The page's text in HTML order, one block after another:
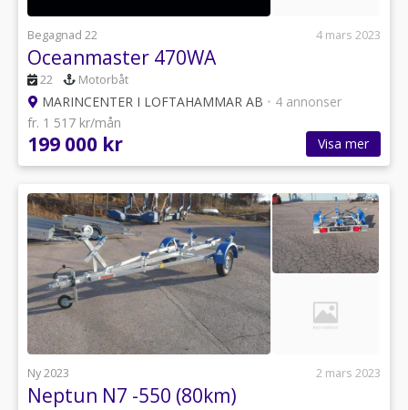
Begagnad 22 4 mars 2023
Oceanmaster 470WA
22 Motorbåt
MARINCENTER I LOFTAHAMMAR AB • 4 annonser
fr. 1 517 kr/mån
199 000 kr Visa mer
Ny 2023 2 mars 2023
Neptun N7 -550 (80km)